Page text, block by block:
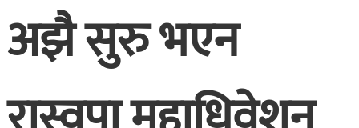
अझै सुरु भएन